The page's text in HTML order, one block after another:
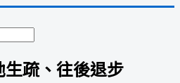
生疏、往後退步